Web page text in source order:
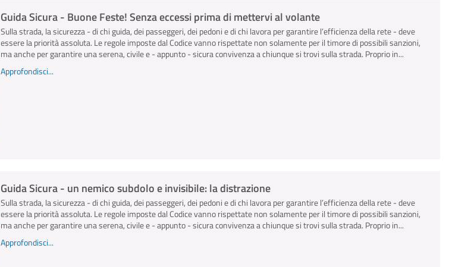
Guida Sicura - Buone Feste! Senza eccessi prima di mettervi al volante
Sulla strada, la sicurezza - di chi guida, dei passeggeri, dei pedoni e di chi lavora per garantire l’efficienza della rete - deve
essere la priorità assoluta. Le regole imposte dal Codice vanno rispettate non solamente per il timore di possibili sanzioni,
ma anche per garantire una serena, civile e - appunto - sicura convivenza a chiunque si trovi sulla strada. Proprio in...
Approfondisci...
Guida Sicura - un nemico subdolo e invisibile: la distrazione
Sulla strada, la sicurezza - di chi guida, dei passeggeri, dei pedoni e di chi lavora per garantire l’efficienza della rete - deve
essere la priorità assoluta. Le regole imposte dal Codice vanno rispettate non solamente per il timore di possibili sanzioni,
ma anche per garantire una serena, civile e - appunto - sicura convivenza a chiunque si trovi sulla strada. Proprio in...
Approfondisci...